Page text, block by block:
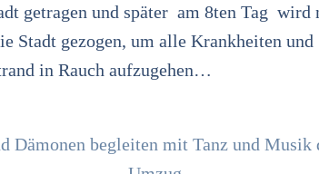
getragen und später am 8ten Tag wird
Stadt gezogen, um alle Krankheiten und
in Rauch aufzugehen…